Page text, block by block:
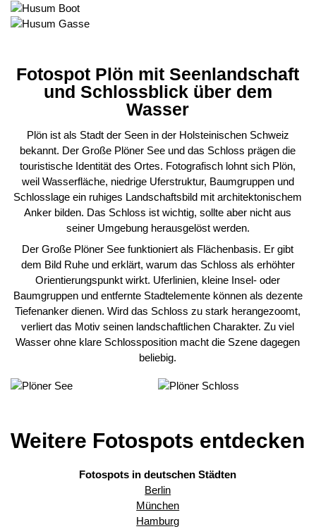
Fotospot Plön mit Seenlandschaft
und Schlossblick über dem
Wasser
Plön ist als Stadt der Seen in der Holsteinischen Schweiz
bekannt. Der Große Plöner See und das Schloss prägen die
touristische Identität des Ortes. Fotografisch lohnt sich Plön,
weil Wasserfläche, niedrige Uferstruktur, Baumgruppen und
Schlosslage ein ruhiges Landschaftsbild mit architektonischem
Anker bilden. Das Schloss ist wichtig, sollte aber nicht aus
seiner Umgebung herausgelöst werden.
Der Große Plöner See funktioniert als Flächenbasis. Er gibt
dem Bild Ruhe und erklärt, warum das Schloss als erhöhter
Orientierungspunkt wirkt. Uferlinien, kleine Insel- oder
Baumgruppen und entfernte Stadtelemente können als dezente
Tiefenanker dienen. Wird das Schloss zu stark herangezoomt,
verliert das Motiv seinen landschaftlichen Charakter. Zu viel
Wasser ohne klare Schlossposition macht die Szene dagegen
beliebig.
Weitere Fotospots entdecken
Fotospots in deutschen Städten
Berlin
München
Hamburg